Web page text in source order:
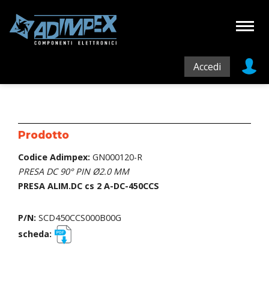
Accedi
Prodotto
Codice Adimpex: GN000120-R
PRESA DC 90° PIN Ø2.0 MM
PRESA ALIM.DC cs 2 A-DC-450CCS
P/N: SCD450CCS000B00G
scheda: